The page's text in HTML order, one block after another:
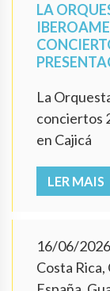
LA
La
conciertos
en Cajicá
LER MAIS
16/06/2026
Costa Rica,